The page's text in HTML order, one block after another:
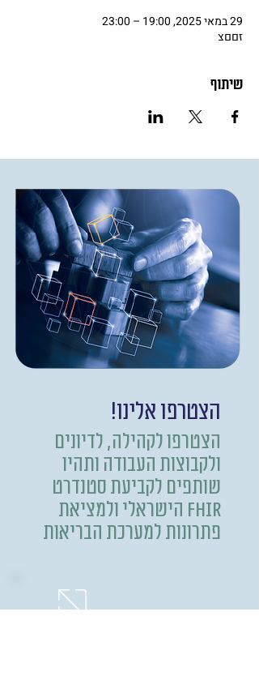
29 במאי 2025, 19:00 – 23:00
זםםצ
שיתוף
הצטרפו אלינו!
הצטרפו לקהילה, לדיונים
ולקבוצות העבודה ותהיו
שותפים לקביעת סטנדרט
FHIR הישראלי ולמציאת
פתרונות למערכת הבריאות